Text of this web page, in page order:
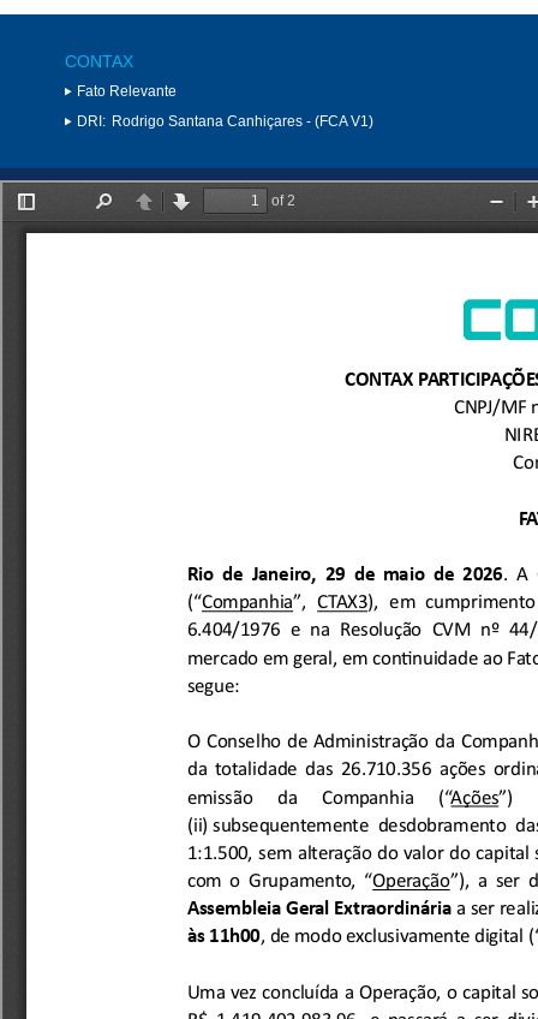
CONTAX
Fato Relevante
DRI: Rodrigo Santana Canhiçares - (FCA V1)